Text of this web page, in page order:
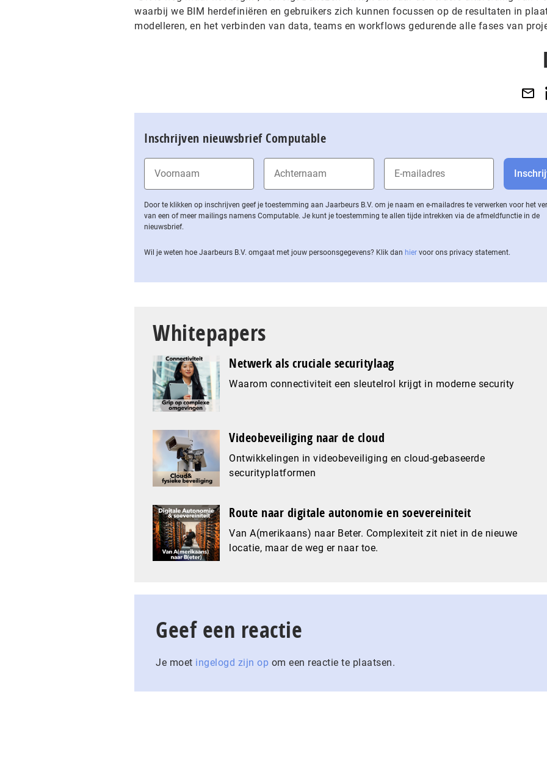
waarbij we BIM herdefiniëren en gebruikers zich kunnen focussen op de resultaten in
modelleren, en het verbinden van data, teams en workflows gedurende alle fases van
Inschrijven nieuwsbrief Computable
Door te klikken op inschrijven geef je toestemming aan Jaarbeurs B.V. om je naam en e-mailadres te verwerken voor het
van een of meer mailings namens Computable. Je kunt je toestemming te allen tijde intrekken via de af­meld­func­tie in de
nieuwsbrief.
Wil je weten hoe Jaarbeurs B.V. omgaat met jouw per­soons­ge­ge­vens? Klik dan hier voor ons privacy statement.
Whitepapers
Netwerk als cruciale securitylaag
Waarom connectiviteit een sleutelrol krijgt in moderne security
Videobeveiliging naar de cloud
Ontwikkelingen in videobeveiliging en cloud-gebaseerde
securityplatformen
Route naar digitale autonomie en soevereiniteit
Van A(merikaans) naar Beter. Complexiteit zit niet in de nieuwe
locatie, maar de weg er naar toe.
Geef een reactie
Je moet ingelogd zijn op om een reactie te plaatsen.